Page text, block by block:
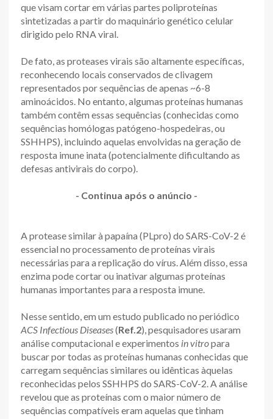
que visam cortar em várias partes poliproteínas
sintetizadas a partir do maquinário genético celular
dirigido pelo RNA viral.
De fato, as proteases virais são altamente específicas,
reconhecendo locais conservados de clivagem
representados por sequências de apenas ~6-8
aminoácidos. No entanto, algumas proteínas humanas
também contêm essas sequências (conhecidas como
sequências homólogas patógeno-hospedeiras, ou
SSHHPS), incluindo aquelas envolvidas na geração de
resposta imune inata (potencialmente dificultando as
defesas antivirais do corpo).
- Continua após o anúncio -
A protease similar à papaína (PLpro) do SARS-CoV-2 é
essencial no processamento de proteínas virais
necessárias para a replicação do vírus. Além disso, essa
enzima pode cortar ou inativar algumas proteínas
humanas importantes para a resposta imune.
Nesse sentido, em um estudo publicado no periódico
ACS Infectious Diseases(Ref.2), pesquisadores usaram
análise computacional e experimentos in vitropara
buscar por todas as proteínas humanas conhecidas que
carregam sequências similares ou idênticas àquelas
reconhecidas pelos SSHHPS do SARS-CoV-2. A análise
revelou que as proteínas com o maior número de
sequências compatíveis eram aquelas que tinham